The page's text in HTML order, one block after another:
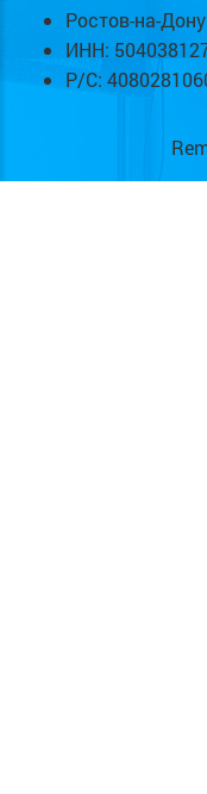
Ростов-на-Дону
ИНН:
Р/С: